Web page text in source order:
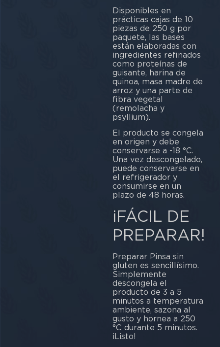
Disponibles en
prácticas cajas de 10
piezas de 250 g por
paquete, las bases
están elaboradas con
ingredientes refinados
como proteínas de
guisante, harina de
quinoa, masa madre de
arroz y una parte de
fibra vegetal
(remolacha y
psyllium).
El producto se congela
en origen y debe
conservarse a -18 °C.
Una vez descongelado,
puede conservarse en
el refrigerador y
consumirse en un
plazo de 48 horas.
¡FÁCIL DE
PREPARAR!
Preparar Pinsa sin
gluten es sencillísimo.
Simplemente
descongela el
producto de 3 a 5
minutos a temperatura
ambiente, sazona al
gusto y hornea a 250
°C durante 5 minutos.
¡Listo!